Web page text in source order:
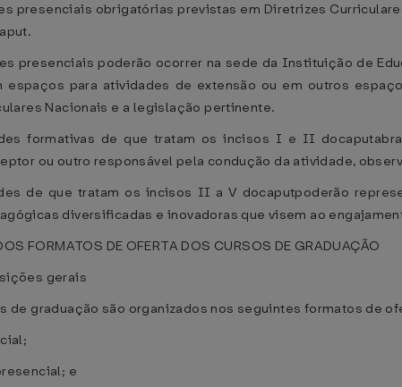
presenciais obrigatórias previstas em Diretrizes
presenciais poderão ocorrer na sede da Instituição de
espaços para atividades de extensão ou em outros
Nacionais e a legislação pertinente.
formativas de que tratam os incisos I e II
ou outro responsável pela condução da atividade,
de que tratam os incisos II a V docaputpoderão
diversificadas e inovadoras que visem ao
FORMATOS DE OFERTA DOS CURSOS DE GRADUAÇÃO
gerais
de graduação são organizados nos seguintes formatos de
e